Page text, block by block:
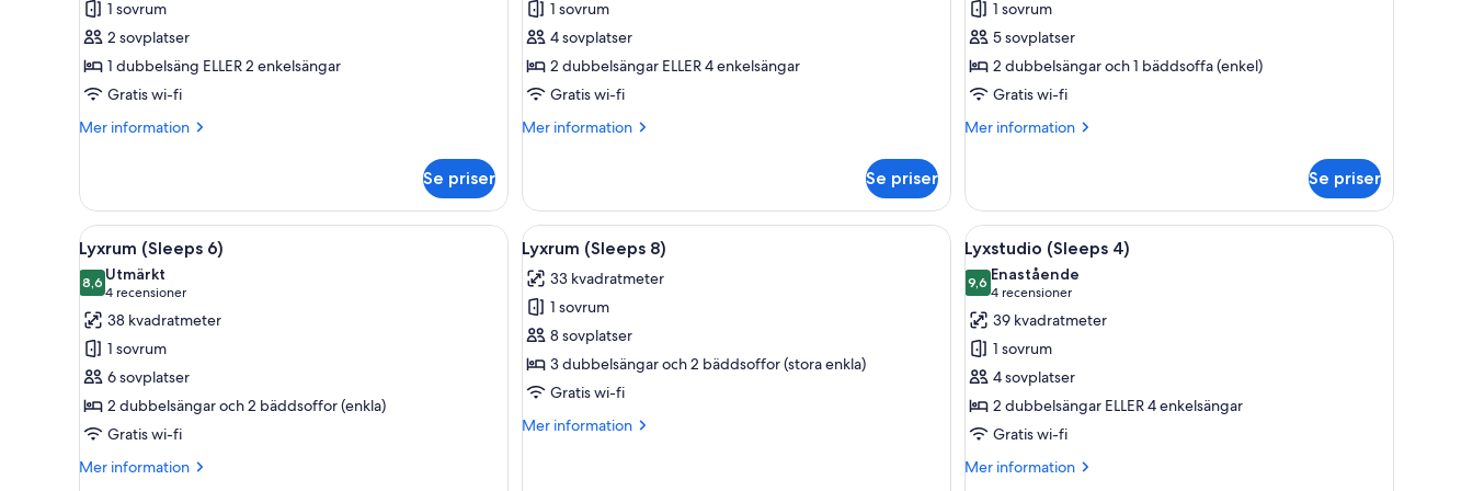
dubbelrum
(Sleeps
2)
1 sovrum
2 sovplatser
1 dubbelsäng ELLER 2 enkelsängar
Gratis wi-fi
Mer information
Mer
dubbelrum
(Sleeps
2)
Se priser
(Sleeps
4)
1 sovrum
4 sovplatser
2 dubbelsängar ELLER 4 enkelsängar
Gratis wi-fi
Mer information
Mer
(Sleeps
4)
Se priser
(Sleeps
5)
1 sovrum
5 sovplatser
2 dubbelsängar och 1 bäddsoffa (enkel)
Gratis wi-fi
Mer information
Mer
(Sleeps
5)
Se priser
Öppna
alla
foton
för
Lyxrum
(Sleeps
6)
Ett hotellrum med en stor säng, flera kuddar, en sänggavel och ett fönster med gardiner.
6
Lyxrum (Sleeps 6)
8,68,6 av 10
Utmärkt
4 recensioner
(4 recensioner)
38 kvadratmeter
1 sovrum
6 sovplatser
2 dubbelsängar och 2 bäddsoffor (enkla)
Gratis wi-fi
Mer information
Mer
Öppna
alla
foton
för
Lyxrum
(Sleeps
8)
Ett hotellrum med en stor säng, en soffa, ett skrivbord och utsikt över staden.
8
Lyxrum (Sleeps 8)
33 kvadratmeter
1 sovrum
8 sovplatser
3 dubbelsängar och 2 bäddsoffor (stora enkla)
Gratis wi-fi
Mer information
Mer
Öppna
alla
foton
för
Lyxstudio
(Sleeps
4)
Ett hotellrum med två sängar, en stor
7
Lyxstudio (Sleeps 4)
9,69,6 av 10
Enastående
4 recensioner
(4 recensioner)
39 kvadratmeter
1 sovrum
4 sovplatser
2 dubbelsängar ELLER 4 enkelsängar
Gratis wi-fi
Mer information
Mer